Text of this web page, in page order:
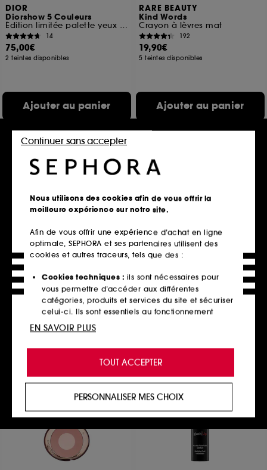
DIOR
Diorshow 5 Couleurs
Édition limitée palette yeux 5 fards à paupières
14
75,00€
2 teintes disponibles
Ajouter au panier
RARE BEAUTY
Kind Words
Crayon à lèvres mat
192
19,90€
5 teintes disponibles
Ajouter au panier
ISLE OF PARADISE
Sunny Serum Setting Spray –
Brume fixatrice de
maquillage
4
19,90€
100ml
2 contenances disponibles
LANCÔME
Confort
Démaquillant Crème-Mousse
137
34,00€
27,20€ / 100ml
Nous utilisons des cookies afin de vous offrir la
meilleure expérience sur notre site.
Afin de vous offrir une expérience d’achat en ligne
optimale, SEPHORA et ses partenaires utilisent des
cookies et autres traceurs, tels que des :
Cookies techniques : ils sont nécessaires pour
vous permettre d’accéder aux différentes
catégories, produits et services du site et sécuriser
celui-ci. Ils sont essentiels au fonctionnement
technique du site et ne peuvent être désactivés.
de vous offrir une expérience enrichie et
personnalisée en vous recommandant des
produits, des services et des contenus qui
proposer des offres promotionnelles adaptées à
votre profil.
Cookies réseaux sociaux et publicité :
ils sont
utilisés pour vous présenter du contenu susceptible
de vous plaire via des publicités, y compris sur des
TOUT ACCEPTER
Continuer sans accepter
PERSONNALISER MES CHOIX
EN SAVOIR PLUS